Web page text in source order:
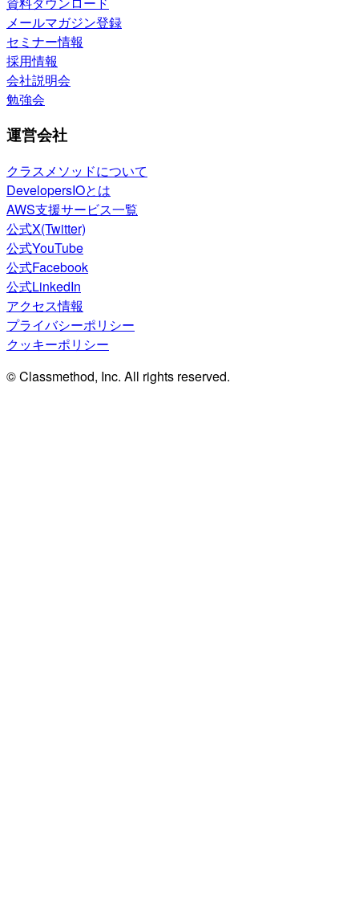
メールマガジン登録
セミナー情報
採用情報
会社説明会
勉強会
運営会社
クラスメソッドについて
DevelopersIOとは
AWS支援サービス一覧
公式X(Twitter)
公式YouTube
公式Facebook
公式LinkedIn
アクセス情報
プライバシーポリシー
クッキーポリシー
© Classmethod, Inc. All rights reserved.